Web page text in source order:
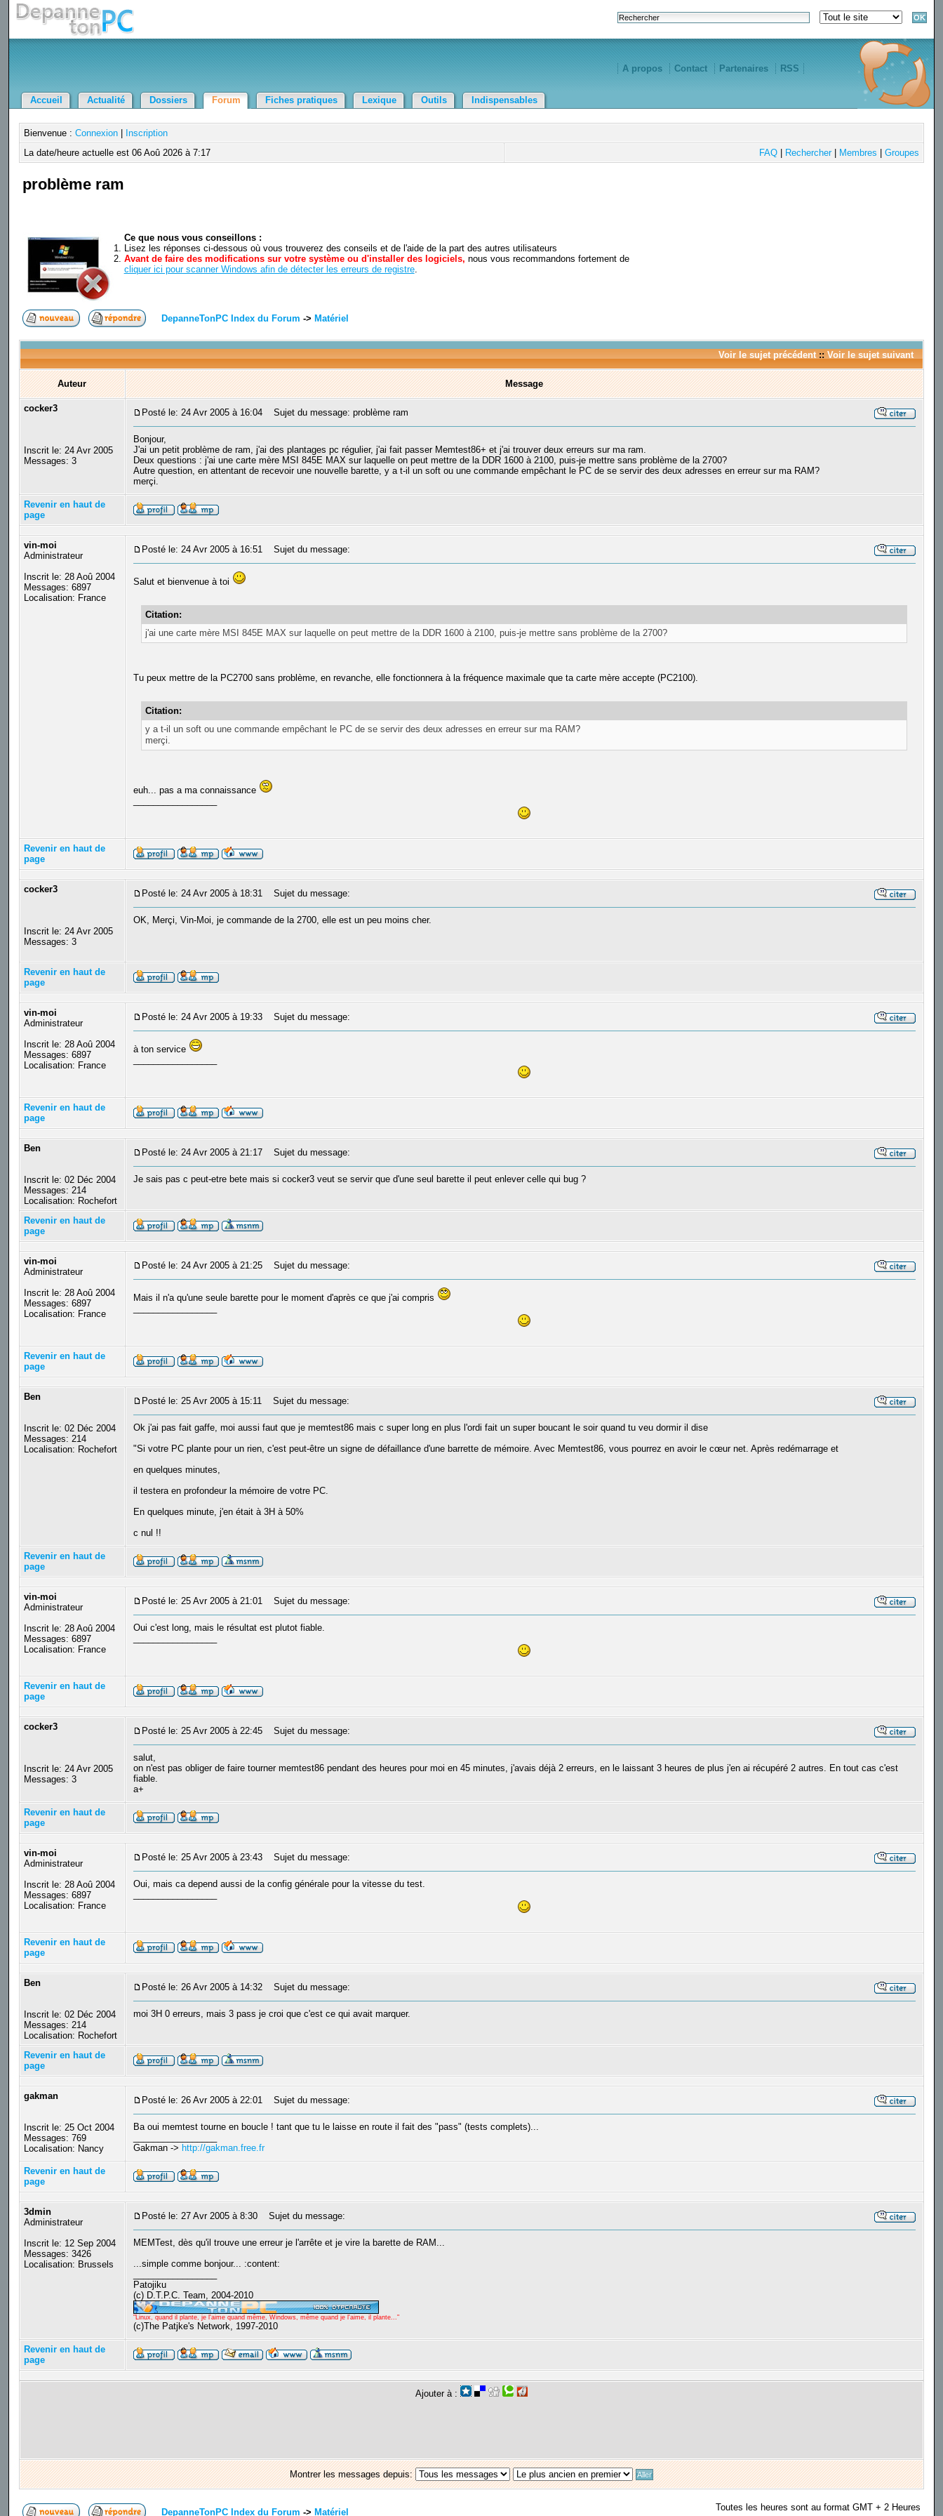
A propos Contact Partenaires RSS
Accueil Actualité Dossiers Forum Fiches pratiques Lexique Outils Indispensables
Bienvenue : Connexion|
Inscription
La date/heure actuelle est 06 Aoû 2026 à 7:17
FAQ| Rechercher| Membres Groupes
problème ram
Ce que nous vous conseillons :
Lisez les réponses ci-dessous où vous trouverez des conseils et de l'aide de la part des autres utilisateurs
Avant de faire des modifications sur votre système ou d'installer des logiciels, nous vous recommandons fortement de
cliquer ici pour scanner Windows afin de détecter les erreurs de registre.
DepanneTonPC Index du Forum -> Matériel
Voir le sujet précédent:: Voir le sujet suivant
Auteur Message
cocker3
Inscrit le: 24 Avr 2005
Messages: 3
Posté le: 24 Avr 2005 à 16:04 Sujet du message: problème ram
Bonjour,
J'ai un petit problème de ram, j'ai des plantages pc régulier, j'ai fait passer Memtest86+ et j'ai trouver deux erreurs sur ma ram.
Deux questions : j'ai une carte mère MSI 845E MAX sur laquelle on peut mettre de la DDR 1600 à 2100, puis-je mettre sans problème de la 2700?
Autre question, en attentant de recevoir une nouvelle barette, y a t-il un soft ou une commande empêchant le PC de se servir des deux adresses en erreur sur ma RAM?
merçi.
Revenir en haut de
page
vin-moi
Administrateur
Inscrit le: 28 Aoû 2004
Messages: 6897
Localisation: France
Posté le: 24 Avr 2005 à 16:51 Sujet du message:
Salut et bienvenue à toi
Citation:
j'ai une carte mère MSI 845E MAX sur laquelle on peut mettre de la DDR 1600 à 2100, puis-je mettre sans problème de la 2700?
Tu peux mettre de la PC2700 sans problème, en revanche, elle fonctionnera à la fréquence maximale que ta carte mère accepte (PC2100).
Citation:
y a t-il un soft ou une commande empêchant le PC de se servir des deux adresses en erreur sur ma RAM?
merçi.
euh... pas a ma connaissance
Revenir en haut de
page
cocker3
Inscrit le: 24 Avr 2005
Messages: 3
Posté le: 24 Avr 2005 à 18:31 Sujet du message:
OK, Merçi, Vin-Moi, je commande de la 2700, elle est un peu moins cher.
Revenir en haut de
page
vin-moi
Administrateur
Inscrit le: 28 Aoû 2004
Messages: 6897
Localisation: France
Posté le: 24 Avr 2005 à 19:33 Sujet du message:
à ton service
Revenir en haut de
page
Ben
Inscrit le: 02 Déc 2004
Messages: 214
Localisation: Rochefort
Posté le: 24 Avr 2005 à 21:17 Sujet du message:
Je sais pas c peut-etre bete mais si cocker3 veut se servir que d'une seul barette il peut enlever celle qui bug ?
Revenir en haut de
page
vin-moi
Administrateur
Inscrit le: 28 Aoû 2004
Messages: 6897
Localisation: France
Posté le: 24 Avr 2005 à 21:25 Sujet du message:
Mais il n'a qu'une seule barette pour le moment d'après ce que j'ai compris
Revenir en haut de
page
Ben
Inscrit le: 02 Déc 2004
Messages: 214
Localisation: Rochefort
Posté le: 25 Avr 2005 à 15:11 Sujet du message:
Ok j'ai pas fait gaffe, moi aussi faut que je memtest86 mais c super long en plus l'ordi fait un super boucant le soir quand tu veu dormir il dise
"Si votre PC plante pour un rien, c'est peut-être un signe de défaillance d'une barrette de mémoire. Avec Memtest86, vous pourrez en avoir le cœur net. Après redémarrage et
en quelques minutes,
il testera en profondeur la mémoire de votre PC.
En quelques minute, j'en était à 3H à 50%
c nul !!
Revenir en haut de
page
vin-moi
Administrateur
Inscrit le: 28 Aoû 2004
Messages: 6897
Localisation: France
Posté le: 25 Avr 2005 à 21:01 Sujet du message:
Oui c'est long, mais le résultat est plutot fiable.
Revenir en haut de
page
cocker3
Inscrit le: 24 Avr 2005
Messages: 3
Posté le: 25 Avr 2005 à 22:45 Sujet du message:
salut,
on n'est pas obliger de faire tourner memtest86 pendant des heures pour moi en 45 minutes, j'avais déjà 2 erreurs, en le laissant 3 heures de plus j'en ai récupéré 2 autres. En tout cas c'est
fiable.
a+
Revenir en haut de
page
vin-moi
Administrateur
Inscrit le: 28 Aoû 2004
Messages: 6897
Localisation: France
Posté le: 25 Avr 2005 à 23:43 Sujet du message:
Oui, mais ca depend aussi de la config générale pour la vitesse du test.
Revenir en haut de
page
Ben
Inscrit le: 02 Déc 2004
Messages: 214
Localisation: Rochefort
Posté le: 26 Avr 2005 à 14:32 Sujet du message:
moi 3H 0 erreurs, mais 3 pass je croi que c'est ce qui avait marquer.
Revenir en haut de
page
gakman
Inscrit le: 25 Oct 2004
Messages: 769
Localisation: Nancy
Posté le: 26 Avr 2005 à 22:01 Sujet du message:
Ba oui memtest tourne en boucle ! tant que tu le laisse en route il fait des "pass" (tests complets)...
Gakman -> http://gakman.free.fr
Revenir en haut de
page
3dmin
Administrateur
Inscrit le: 12 Sep 2004
Messages: 3426
Localisation: Brussels
Posté le: 27 Avr 2005 à 8:30 Sujet du message:
MEMTest, dès qu'il trouve une erreur je l'arrête et je vire la barette de RAM...
...simple comme bonjour... :content:
Patojiku
(c) D.T.P.C. Team, 2004-2010
"Linux, quand il plante, je l'aime quand même, Windows, même quand je l'aime, il plante..."
(c)The Patjke's Network, 1997-2010
Revenir en haut de
page
Ajouter à :
Montrer les messages depuis:
DepanneTonPC Index du Forum -> Matériel Toutes les heures sont au format GMT + 2 Heures